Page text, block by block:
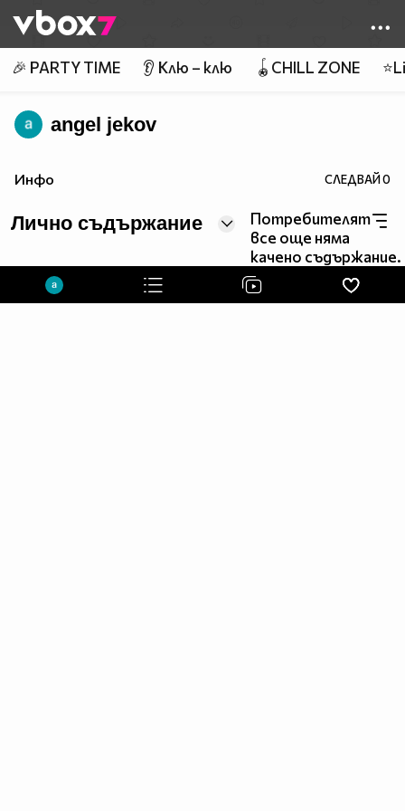
👾
🎉 PARTY TIME 👂 Клю – клю 🪀CHILL ZONE
angel jekov
Инфо СЛЕДВАЙ0
Лично съдържание
Потребителят
все още няма
качено съдържание.